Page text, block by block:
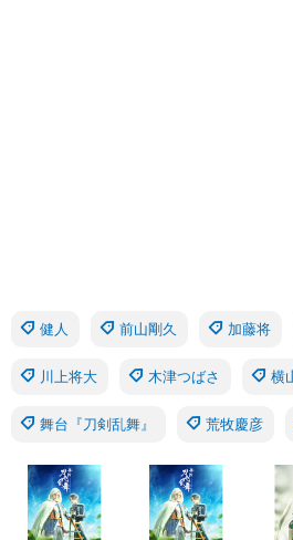
健人 前山剛久 加藤将
川上将大 木津つばさ 横
舞台『刀剣乱舞』 荒牧慶彦